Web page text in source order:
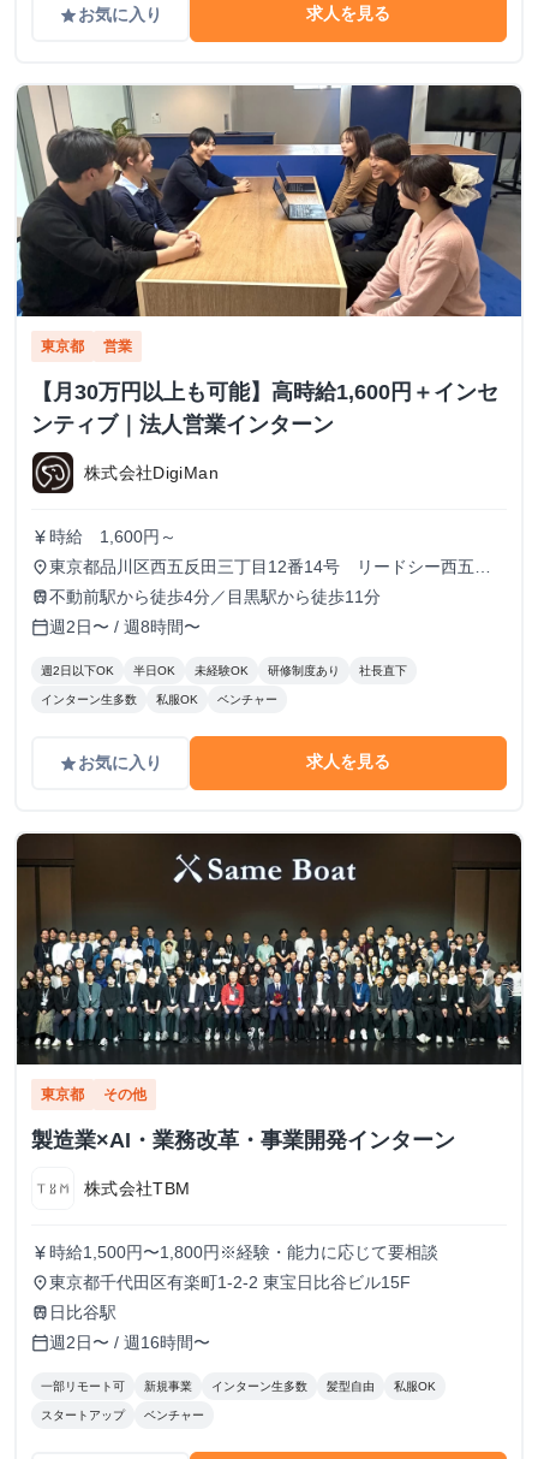
gradeお気に入り 求人を見る
東京都 営業
【月30万円以上も可能】高時給1,600円＋インセ
ンティブ｜法人営業インターン
株式会社DigiMan
currency_yen 時給 1,600円～
place東京都品川区西五反田三丁目12番14号 リードシー西五反
田ビル7-8階（受付8階）
train不動前駅から徒歩4分／目黒駅から徒歩11分
calendar_today週2日〜 / 週8時間〜
週2日以下OK 半日OK 未経験OK 研修制度あり 社長直下
インターン生多数 私服OK ベンチャー
gradeお気に入り 求人を見る
東京都 その他
製造業×AI・業務改革・事業開発インターン
株式会社TBM
currency_yen 時給1,500円〜1,800円※経験・能力に応じて要相談
place東京都千代田区有楽町1-2-2 東宝日比谷ビル15F
train 日比谷駅
calendar_today週2日〜 / 週16時間〜
一部リモート可 新規事業 インターン生多数 髪型自由 私服OK
スタートアップ ベンチャー